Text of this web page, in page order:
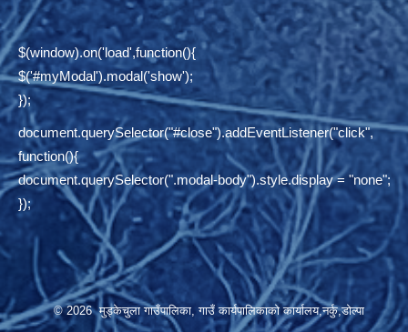
$(window).on('load',function(){
$('#myModal').modal('show');
});
document.querySelector("#close").addEventListener("click",
function(){
document.querySelector(".modal-body").style.display = "none";
});
© 2026 मुड्केचुला गाउँपालिका, गाउँ कार्यपालिकाको कार्यालय,नर्कु,डोल्पा